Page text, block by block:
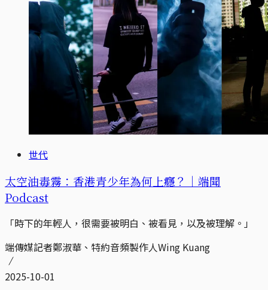
世代
太空油毒霧：香港青少年為何上癮？｜端聞
Podcast
「時下的年輕人，很需要被明白、被看見，以及被理解。」
端傳媒記者鄭淑華、特約音頻製作人Wing Kuang
2025-10-01